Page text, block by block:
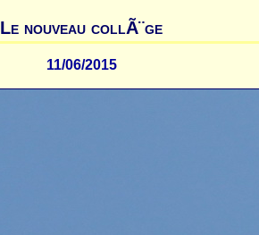
Le nouveau collÃ¨ge
11/06/2015